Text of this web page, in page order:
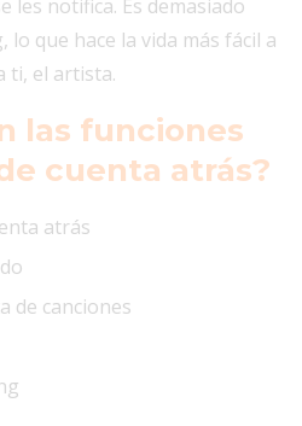
les notifica. Es demasiado
que hace la vida más fácil a
ti, el artista.
las funciones
cuenta atrás?
atrás
de canciones